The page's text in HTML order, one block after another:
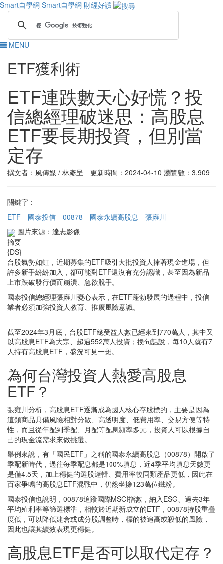
Smart自學網 Smart自學網 財經好讀
MENU
ETF獲利術
ETF連跌數天心好慌？投
信總經理破迷思：高股息
ETF要長期投資，但別當
定存
撰文者：風傳媒 / 林彥呈 更新時間：2024-04-10 瀏覽數：3,909
關鍵字：
ETF
國泰投信 00878 國泰永續高股息
張雍川
圖片來源：達志影像
摘要
{DS}
台股氣勢如虹，近期募集的ETF吸引大批投資人捧著現金進場，但
許多新手紛紛加入，卻可能對ETF還沒有充分認識，甚至因為新品
上市跌破發行價而崩潰、急欲脫手。
國泰投信總經理張雍川憂心表示，在ETF蓬勃發展的過程中，投信
業者必須加強投資人教育、推廣風險意識。
截至2024年3月底，台股ETF總受益人數已經來到770萬人，其中又
以高股息ETF為大宗、超過552萬人投資；換句話說，每10人就有7
人持有高股息ETF，盛況可見一斑。
為何台灣投資人熱愛高股息
ETF？
張雍川分析，高股息ETF逐漸成為國人核心存股標的，主要是因為
這類商品具備風險相對分散、高透明度、低費用率、交易方便等特
性，而且從年配到季配、月配等配息頻率多元，投資人可以根據自
己的現金流需求來做挑選。
舉例來說，有「國民ETF」之稱的國泰永續高股息（00878）開啟了
季配新時代，過往每季配息都是100%填息，近4季平均填息天數更
是僅4.5天，加上穩健的選股邏輯、費用率較同類產品更低，因此在
百家爭鳴的高股息ETF混戰中，仍然坐擁123萬位鐵粉。
國泰投信也說明，00878追蹤國際MSCI指數，納入ESG、過去3年
平均殖利率等篩選標準，相較於近期新成立的ETF，00878持股重疊
度低，可以降低建倉或成分股調整時，標的被追高或殺低的風險，
因此也讓其績效表現更穩健。
高股息ETF是否可以取代定存？